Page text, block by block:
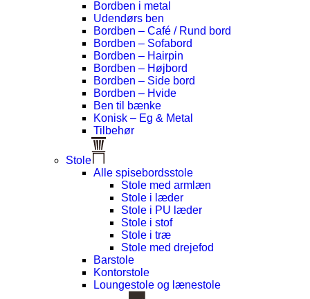
Bordben i metal
Udendørs ben
Bordben – Café / Rund bord
Bordben – Sofabord
Bordben – Hairpin
Bordben – Højbord
Bordben – Side bord
Bordben – Hvide
Ben til bænke
Konisk – Eg & Metal
Tilbehør
Stole
Alle spisebordsstole
Stole med armlæn
Stole i læder
Stole i PU læder
Stole i stof
Stole i træ
Stole med drejefod
Barstole
Kontorstole
Loungestole og lænestole